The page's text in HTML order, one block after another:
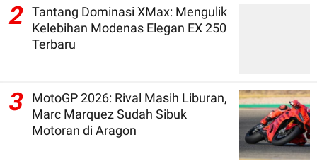
2 Tantang Dominasi XMax: Mengulik
Kelebihan Modenas Elegan EX 250
Terbaru
3
MotoGP 2026: Rival Masih Liburan,
Marc Marquez Sudah Sibuk
Motoran di Aragon